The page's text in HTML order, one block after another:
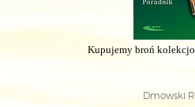
Kupujemy broń
Dmowski